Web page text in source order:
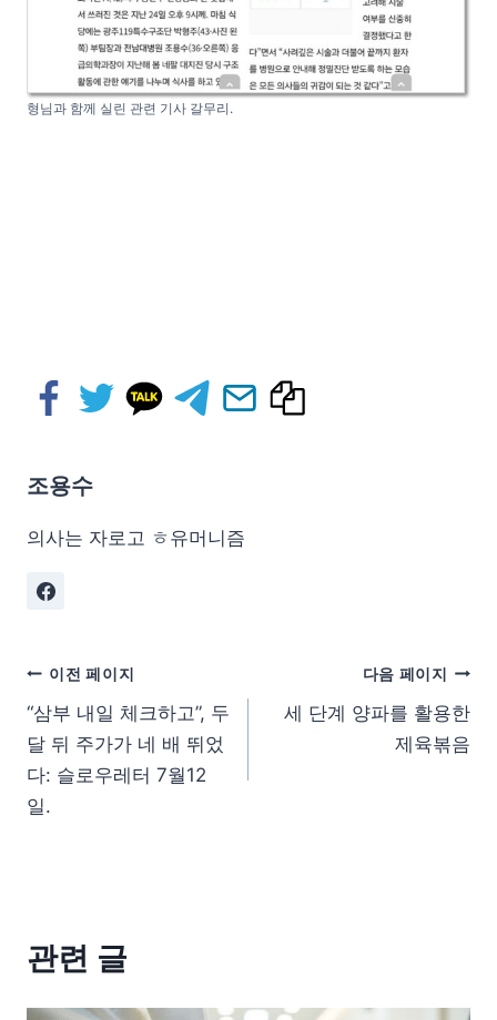
형님과 함께 실린 관련 기사 갈무리.
조용수
의사는 자로고 ㅎ유머니즘
이전 페이지
“삼부 내일 체크하고”, 두
달 뒤 주가가 네 배 뛰었
다: 슬로우레터 7월12
일.
다음 페이지
세 단계 양파를 활용한
제육볶음
관련 글